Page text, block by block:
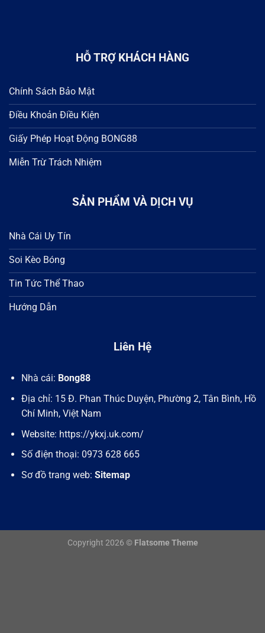
HỖ TRỢ KHÁCH HÀNG
Chính Sách Bảo Mật
Điều Khoản Điều Kiện
Giấy Phép Hoạt Động BONG88
Miễn Trừ Trách Nhiệm
SẢN PHẨM VÀ DỊCH VỤ
Nhà Cái Uy Tín
Soi Kèo Bóng
Tin Tức Thể Thao
Hướng Dẫn
Liên Hệ
Nhà cái: Bong88
Địa chỉ: 15 Đ. Phan Thúc Duyện, Phường 2, Tân Bình, Hồ
Chí Minh, Việt Nam
Website: https://ykxj.uk.com/
Số điện thoại: 0973 628 665
Sơ đồ trang web: Sitemap
Copyright 2026 © Flatsome Theme